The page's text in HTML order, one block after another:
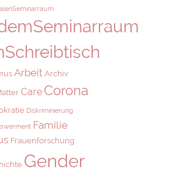
Arbeit Archiv
Care Corona
Diskriminierung
Familie
Frauenforschung
Gender